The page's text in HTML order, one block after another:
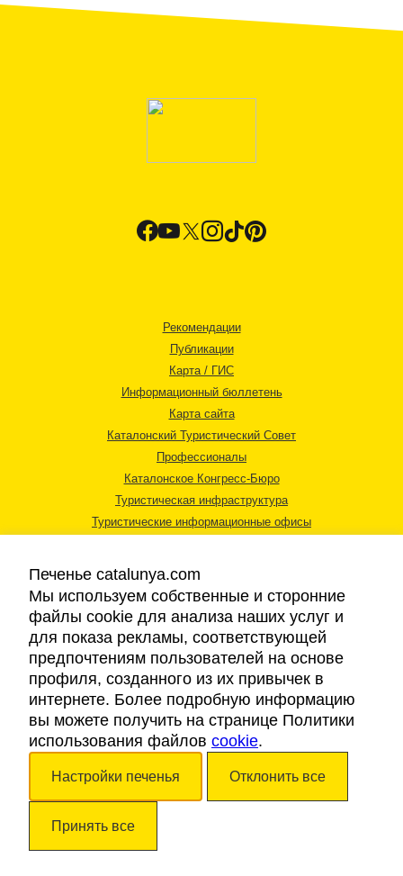
Рекомендации
Публикации
Карта / ГИС
Информационный бюллетень
Карта сайта
Каталонский Туристический Совет
Профессионалы
Каталонское Конгресс-Бюро
Туристическая инфраструктура
Туристические информационные офисы
Правовая информация
Cookies
Доступность
Авторские права © 2026. Каталонский Туристический Совет. Все права
Печенье catalunya.com
Мы используем собственные и сторонние
файлы cookie для анализа наших услуг и
для показа рекламы, соответствующей
предпочтениям пользователей на основе
профиля, созданного из их привычек в
интернете. Более подробную информацию
вы можете получить на странице Политики
использования файлов cookie.
Настройки печенья Отклонить все
Принять все